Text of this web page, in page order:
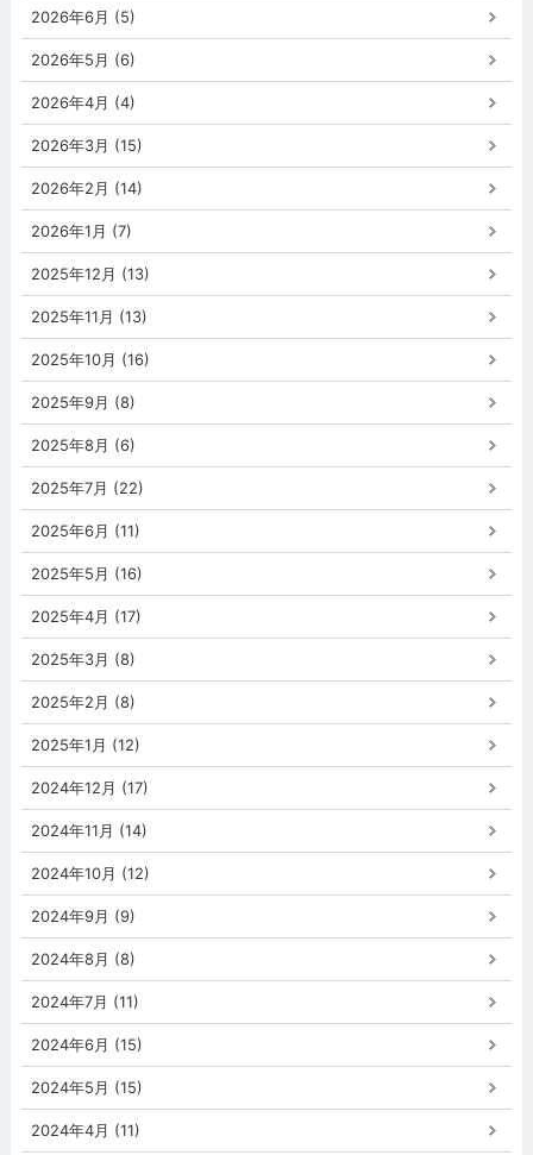
2026年6月 (5)
2026年5月 (6)
2026年4月 (4)
2026年3月 (15)
2026年2月 (14)
2026年1月 (7)
2025年12月 (13)
2025年11月 (13)
2025年10月 (16)
2025年9月 (8)
2025年8月 (6)
2025年7月 (22)
2025年6月 (11)
2025年5月 (16)
2025年4月 (17)
2025年3月 (8)
2025年2月 (8)
2025年1月 (12)
2024年12月 (17)
2024年11月 (14)
2024年10月 (12)
2024年9月 (9)
2024年8月 (8)
2024年7月 (11)
2024年6月 (15)
2024年5月 (15)
2024年4月 (11)